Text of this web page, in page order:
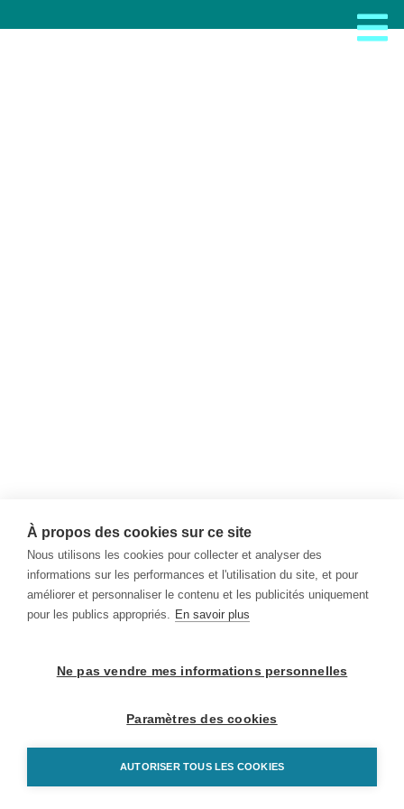
À propos des cookies sur ce site
Nous utilisons les cookies pour collecter et analyser des
informations sur les performances et l'utilisation du site, et pour
améliorer et personnaliser le contenu et les publicités uniquement
pour les publics appropriés. En savoir plus
Ne pas vendre mes informations personnelles
Paramètres des cookies
AUTORISER TOUS LES COOKIES